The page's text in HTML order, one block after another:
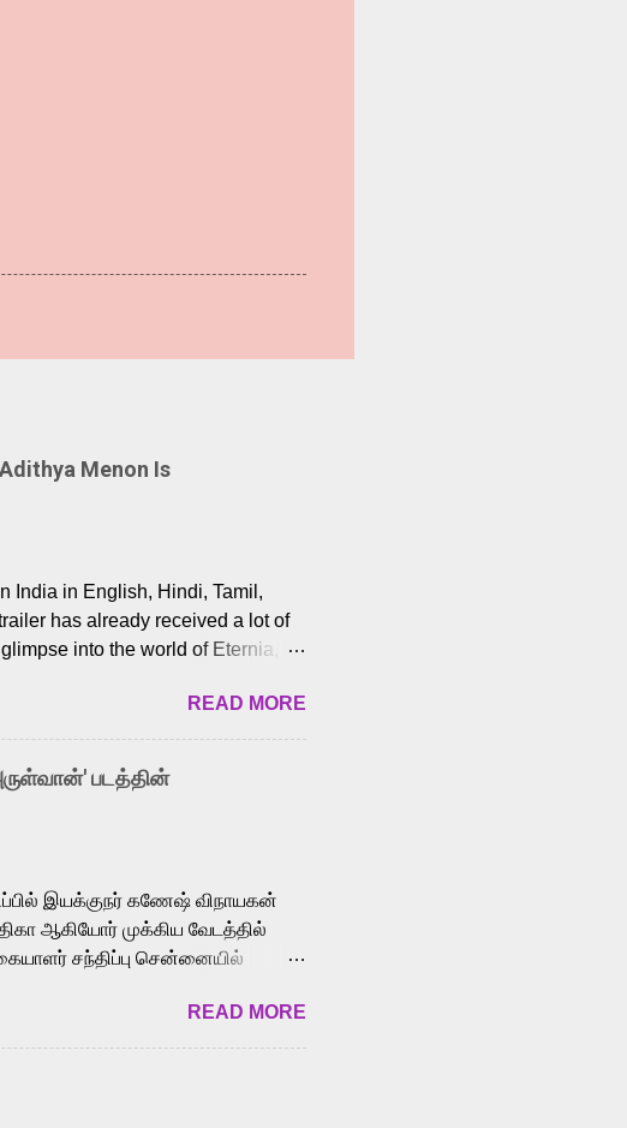
Menon Is
India in English, Hindi, Tamil,
has already received a lot of
into the world of Eternia,
led by celebrated playback
Known for memorable songs
Andhi” from 7 Aum Arivu,
multiple languages, making him
portraying memorable
READ MORE
படத்தின்
இயக்குநர் கணேஷ் விநாயகன்
ஆகியோர் முக்கிய வேடத்தில்
சந்திப்பு சென்னையில்
விஜய், பேபி கிருத்திகா,
எம். சுகுமார் ஒளிப்பதிவு
லால்குடி
பணிகளை
READ MORE